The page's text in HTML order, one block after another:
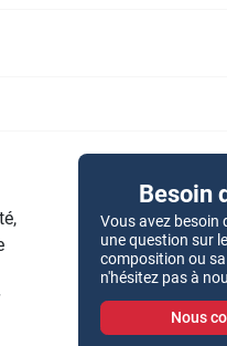
Besoin
Vous avez besoin
une question sur
composition ou
n'hésitez pas à
Nous